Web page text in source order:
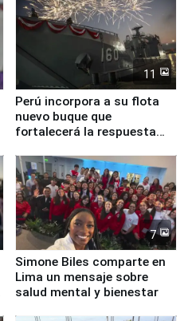
11
Perú incorpora a su flota
nuevo buque que
fortalecerá la respuesta
7
Simone Biles comparte en
Lima un mensaje sobre
salud mental y bienestar